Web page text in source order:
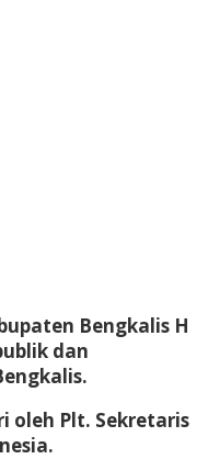
Bengkalis H
dan
oleh Plt. Sekretaris